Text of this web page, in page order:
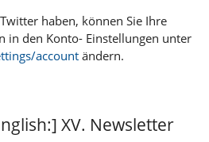
haben, können Sie Ihre
in den Konto- Einstellungen unter
accountändern.
XV. Newsletter